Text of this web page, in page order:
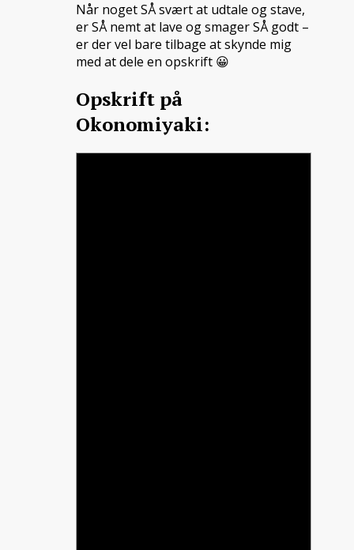
Når noget SÅ svært at udtale og stave,
er SÅ nemt at lave og smager SÅ godt –
er der vel bare tilbage at skynde mig
med at dele en opskrift 😀
Opskrift på
Okonomiyaki: